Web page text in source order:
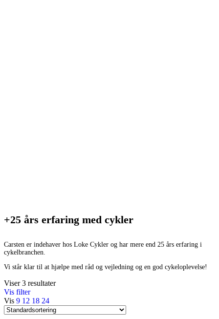
+25 års erfaring med cykler
Carsten er indehaver hos Loke Cykler og har mere end 25 års erfaring i
cykelbranchen.
Vi står klar til at hjælpe med råd og vejledning og en god cykeloplevelse!
Viser 3 resultater
Vis filter
Vis 9 12 18 24